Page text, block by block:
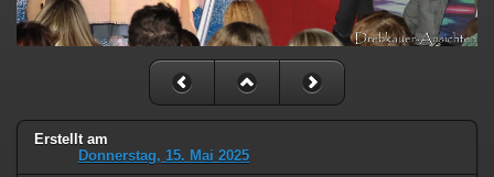
Erstellt am
Donnerstag, 15. Mai 2025